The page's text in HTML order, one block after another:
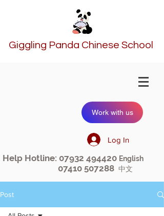
Giggling Panda Chinese School
Work with us
Log In
Help Hotline: 07932 494420 English
07410 507288 中文
Post